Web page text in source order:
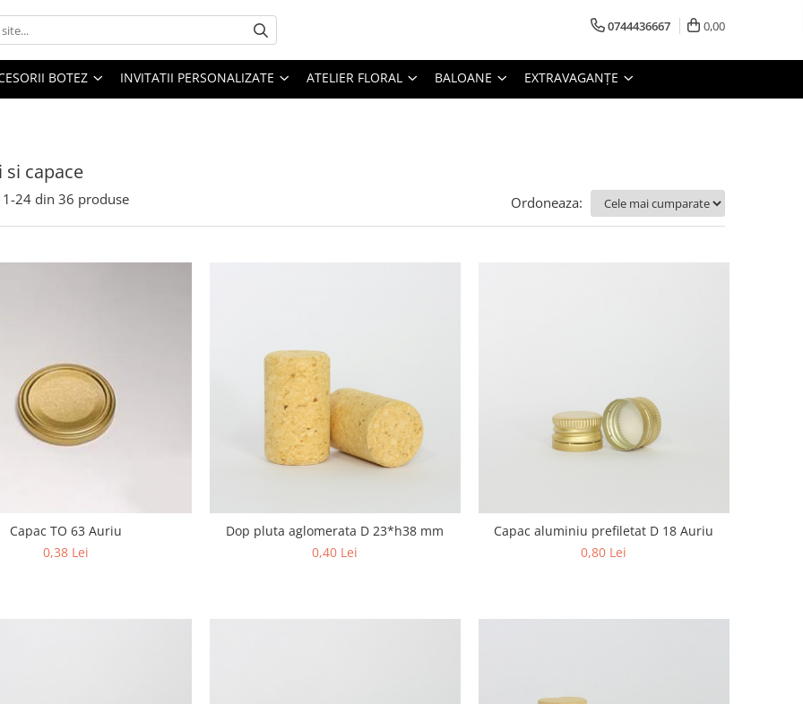
0744436667 0,00
BOTEZ INVITATII PERSONALIZATE ATELIER FLORAL BALOANE EXTRAVAGANȚE
capace
1-24 din 36 produse Ordoneaza:
Capac TO 63 Auriu
0,38 Lei
Dop pluta aglomerata D 23*h38 mm
0,40 Lei
Capac aluminiu prefiletat D 18 Auriu
0,80 Lei